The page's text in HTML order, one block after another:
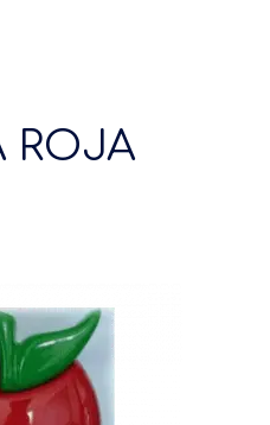
ROJA